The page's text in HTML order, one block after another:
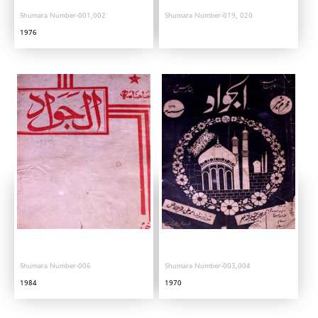
Shumara Number-001,002
1976
Shumara Number-019, 020
Shumara Number-006
1984
Shumara Number-003,004
1970